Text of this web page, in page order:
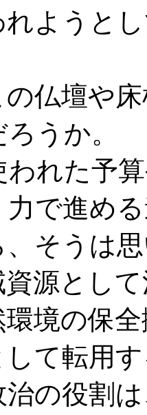
れようと
仏壇や
うか。
われた予
力で進め
そうは
源とし
境の保
て転用
の役割